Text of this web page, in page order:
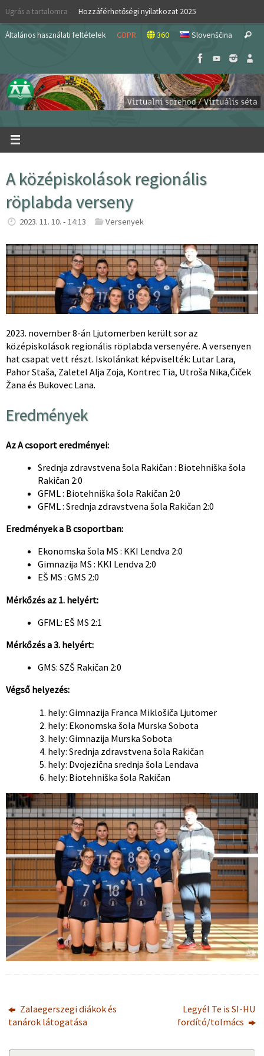
Skip
content
Ugrás a tartalomra Hozzáférhetőségi nyilatkozat 2025
Általános használati feltételek GDPR 360 Slovenščina Search
A középiskolások regionális
röplabda verseny
2023. 11. 10. - 14:13 Versenyek
2023. november 8-án Ljutomerben került sor az
középiskolások regionális röplabda versenyére. A versenyen
hat csapat vett részt. Iskolánkat képviselték: Lutar Lara,
Pahor Staša, Zaletel Alja Zoja, Kontrec Tia, Utroša Nika,Čiček
Žana és Bukovec Lana.
Eredmények
Az A csoport eredményei:
Srednja zdravstvena šola Rakičan : Biotehniška šola
Rakičan 2:0
GFML : Biotehniška šola Rakičan 2:0
GFML : Srednja zdravstvena šola Rakičan 2:0
Eredmények a B csoportban:
Ekonomska šola MS : KKI Lendva 2:0
Gimnazija MS : KKI Lendva 2:0
EŠ MS : GMS 2:0
Mérkőzés az 1. helyért:
GFML: EŠ MS 2:1
Mérkőzés a 3. helyért:
GMS: SZŠ Rakičan 2:0
Végső helyezés:
hely: Gimnazija Franca Miklošiča Ljutomer
hely: Ekonomska šola Murska Sobota
hely: Gimnazija Murska Sobota
hely: Srednja zdravstvena šola Rakičan
hely: Dvojezična srednja šola Lendava
hely: Biotehniška šola Rakičan
Zalaegerszegi diákok és
tanárok látogatása
Legyél Te is SI-HU
fordító/tolmács